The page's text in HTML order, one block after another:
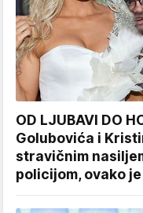
OD LJUBAVI DO
Golubovića i
stravičnim
policijom, ovako